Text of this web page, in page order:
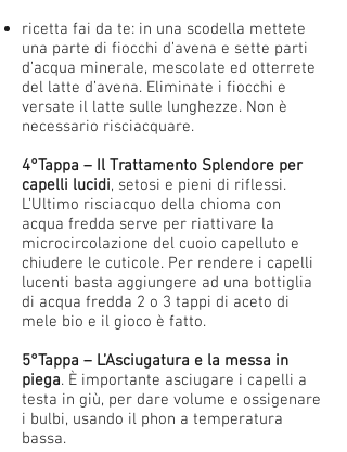
ricetta fai da te: in una scodella mettete
una parte di fiocchi d’avena e sette parti
d’acqua minerale, mescolate ed otterrete
del latte d’avena. Eliminate i fiocchi e
versate il latte sulle lunghezze. Non è
necessario risciacquare.
4°Tappa – Il Trattamento Splendore per
capelli lucidi, setosi e pieni di riflessi.
L’Ultimo risciacquo della chioma con
acqua fredda serve per riattivare la
microcircolazione del cuoio capelluto e
chiudere le cuticole. Per rendere i capelli
lucenti basta aggiungere ad una bottiglia
di acqua fredda 2 o 3 tappi di aceto di
mele bio e il gioco è fatto.
5°Tappa – L’Asciugatura e la messa in
piega. È importante asciugare i capelli a
testa in giù, per dare volume e ossigenare
i bulbi, usando il phon a temperatura
bassa.